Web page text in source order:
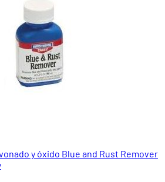
y óxido Blue and Rust Remover